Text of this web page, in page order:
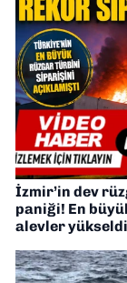
İzmir’in dev
paniği! En
alevler yükseldi